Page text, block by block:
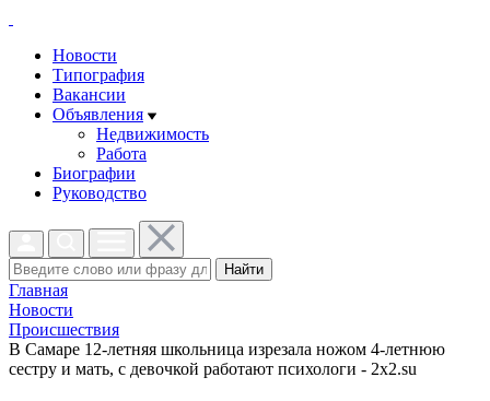
Новости
Типография
Вакансии
Объявления
Недвижимость
Работа
Биографии
Руководство
Найти
Главная
Новости
Проиcшествия
В Самаре 12-летняя школьница изрезала ножом 4-летнюю
сестру и мать, с девочкой работают психологи - 2x2.su